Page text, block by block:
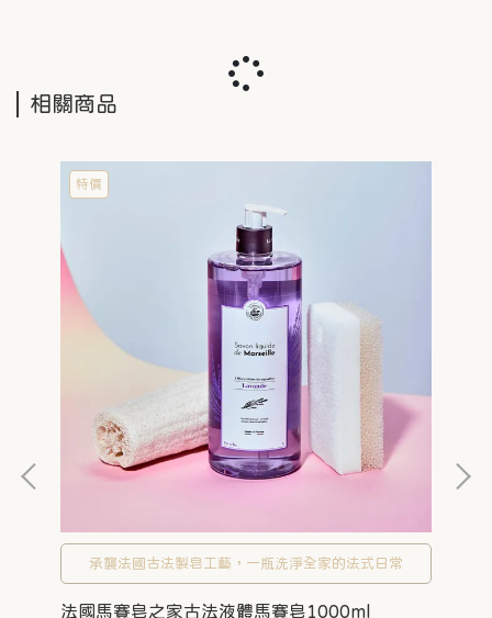
相關商品
特價
承襲法國古法製皂工藝，一瓶洗淨全家的法式日常
法國馬賽皂之家古法液體馬賽皂1000ml